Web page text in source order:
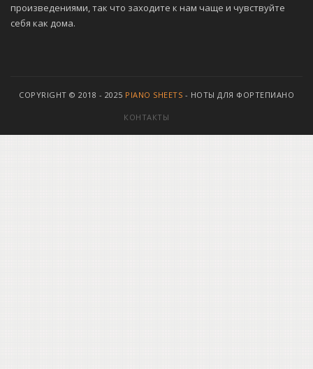
произведениями, так что заходите к нам чаще и чувствуйте
себя как дома.
COPYRIGHT © 2018 - 2025 PIANO SHEETS - НОТЫ ДЛЯ ФОРТЕПИАНО
КОНТАКТЫ